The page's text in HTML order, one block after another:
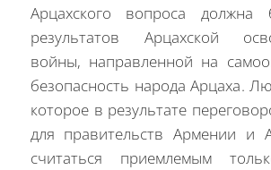
Арцахского
вопроса должна
результатов
Арцахской
войны, направленной на
безопасность народа Арцаха.
которое в результате
для правительств Армении и
считаться приемлемым